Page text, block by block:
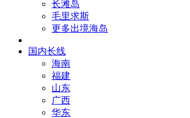
长滩岛
毛里求斯
更多出境海岛
国内长线
海南
福建
山东
广西
华东